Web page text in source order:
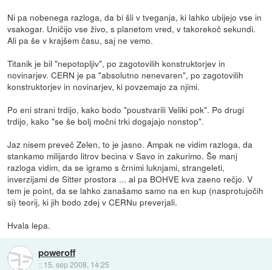
Ni pa nobenega razloga, da bi šli v tveganja, ki lahko ubijejo vse in
vsakogar. Uničijo vse živo, s planetom vred, v takorekoč sekundi.
Ali pa še v krajšem času, saj ne vemo.
Titanik je bil "nepotopljiv", po zagotovilih konstruktorjev in
novinarjev. CERN je pa "absolutno nenevaren", po zagotovilih
konstruktorjev in novinarjev, ki povzemajo za njimi.
Po eni strani trdijo, kako bodo "poustvarili Veliki pok". Po drugi
trdijo, kako "se še bolj močni trki dogajajo nonstop".
Jaz nisem preveč Zelen, to je jasno. Ampak ne vidim razloga, da
stankamo milijardo litrov becina v Savo in zakurimo. Še manj
razloga vidim, da se igramo s črnimi luknjami, strangeleti,
inverzijami de Sitter prostora ... al pa BOHVE kva zaeno rečjo. V
tem je point, da se lahko zanašamo samo na en kup (nasprotujočih
si) teorij, ki jih bodo zdej v CERNu preverjali.
Hvala lepa.
poweroff
:: 15. sep 2008, 14:25